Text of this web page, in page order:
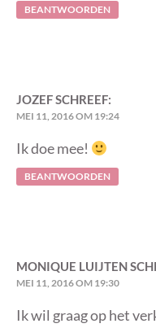
BEANTWOORDEN
JOZEFSCHREEF:
MEI 11, 2016 OM 19:24
Ik doe mee!
BEANTWOORDEN
MONIQUE LUIJTEN
MEI 11, 2016 OM 19:30
Ik wil graag op het